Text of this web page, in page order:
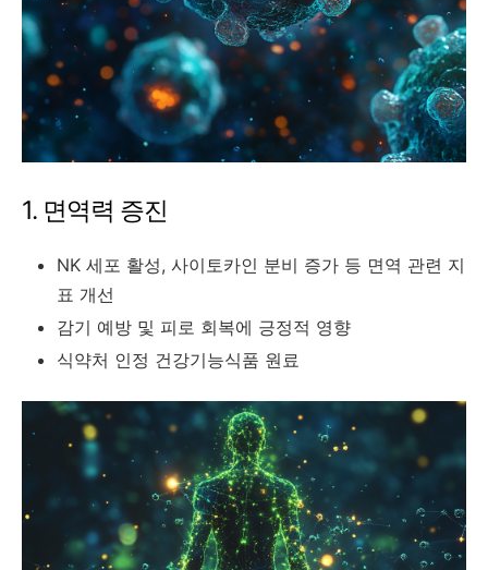
1. 면역력 증진
NK 세포 활성, 사이토카인 분비 증가 등 면역 관련 지
표 개선
감기 예방 및 피로 회복에 긍정적 영향
식약처 인정 건강기능식품 원료